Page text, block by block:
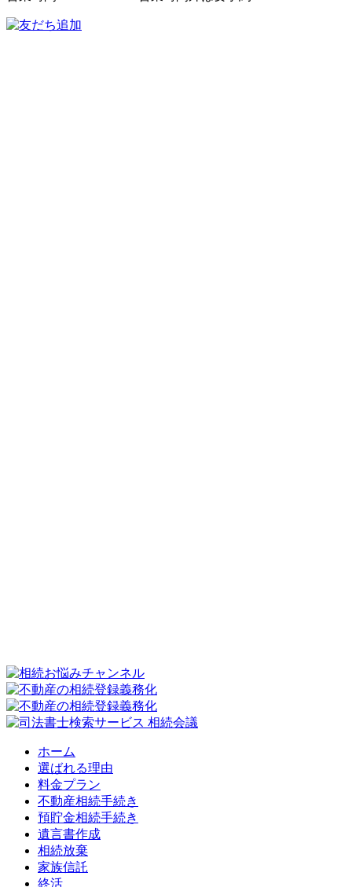
ホーム
選ばれる理由
料金プラン
不動産相続手続き
預貯金相続手続き
遺言書作成
相続放棄
家族信託
終活